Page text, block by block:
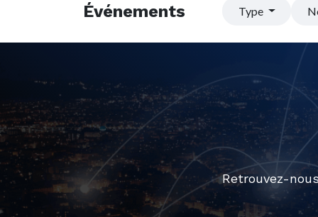
Événements Type
Retrouvez-